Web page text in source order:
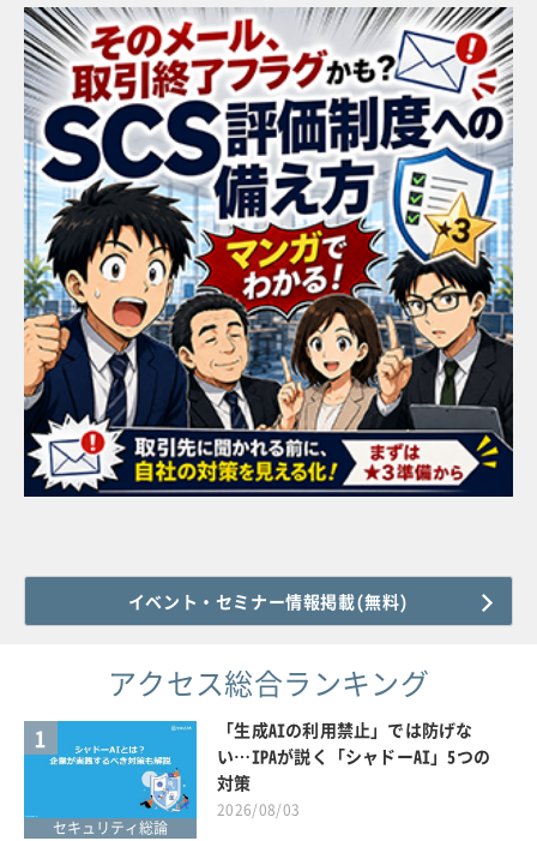
イベント・セミナー情報掲載(無料)
アクセス総合ランキング
1
セキュリティ総論
「生成AIの利用禁止」では防げな
い…IPAが説く「シャドーAI」5つの
対策
2026/08/03